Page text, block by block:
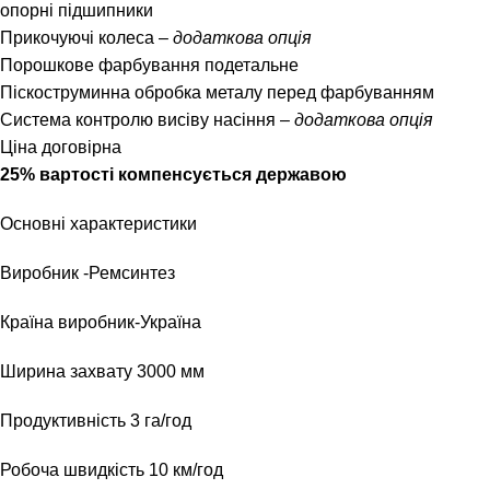
опорні підшипники
Прикочуючі колеса – додаткова опція
Порошкове фарбування подетальне
Піскоструминна обробка металу перед фарбуванням
Система контролю висіву насіння – додаткова опція
Ціна договірна
25% вартості компенсується державою
Основні характеристики
Виробник -Ремсинтез
Країна виробник-Україна
Ширина захвату 3000 мм
Продуктивність 3 га/год
Робоча швидкість 10 км/год